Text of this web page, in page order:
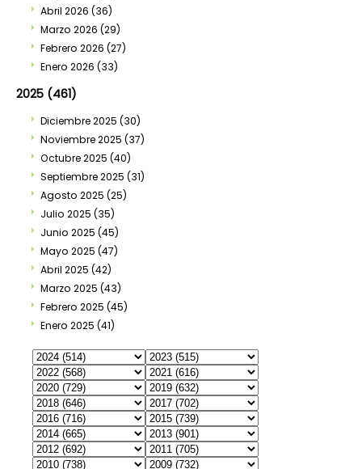
Abril 2026 (36)
Marzo 2026 (29)
Febrero 2026 (27)
Enero 2026 (33)
2025 (461)
Diciembre 2025 (30)
Noviembre 2025 (37)
Octubre 2025 (40)
Septiembre 2025 (31)
Agosto 2025 (25)
Julio 2025 (35)
Junio 2025 (45)
Mayo 2025 (47)
Abril 2025 (42)
Marzo 2025 (43)
Febrero 2025 (45)
Enero 2025 (41)